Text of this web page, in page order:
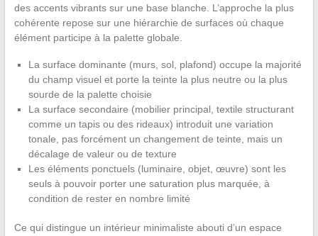
des accents vibrants sur une base blanche. L’approche la plus
cohérente repose sur une hiérarchie de surfaces où chaque
élément participe à la palette globale.
La surface dominante (murs, sol, plafond) occupe la majorité
du champ visuel et porte la teinte la plus neutre ou la plus
sourde de la palette choisie
La surface secondaire (mobilier principal, textile structurant
comme un tapis ou des rideaux) introduit une variation
tonale, pas forcément un changement de teinte, mais un
décalage de valeur ou de texture
Les éléments ponctuels (luminaire, objet, œuvre) sont les
seuls à pouvoir porter une saturation plus marquée, à
condition de rester en nombre limité
Ce qui distingue un intérieur minimaliste abouti d’un espace